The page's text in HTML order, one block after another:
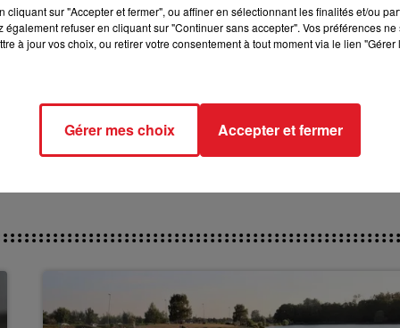
quintés courus (3v-21pl), bien que vieillissant il est
encore faire une survaleure.
sur cette piste en valeur 41,5, un an plus tard il
mais à son poids, c'est un 5 éme possible.
des pistes :
RDL & VOUS
cliquant sur "Accepter et fermer", ou affiner en sélectionnant les finalités et/ou
également refuser en cliquant sur "Continuer sans accepter". Vos préférences
à jour vos choix, ou retirer votre consentement à tout moment via le lien
Gérer mes choix Accepter et fermer